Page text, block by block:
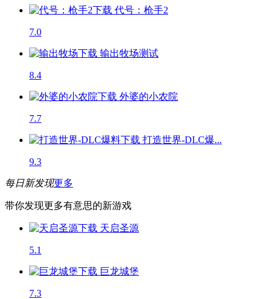
代号：枪手2
7.0
输出牧场测试
8.4
外婆的小农院
7.7
打造世界-DLC爆...
9.3
每日新发现更多
带你发现更多有意思的新游戏
天启圣源
5.1
巨龙城堡
7.3